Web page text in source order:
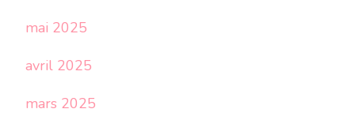
mai 2025
avril 2025
mars 2025